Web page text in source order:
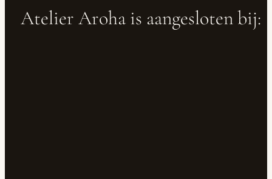
Atelier Aroha is aangesloten bij: